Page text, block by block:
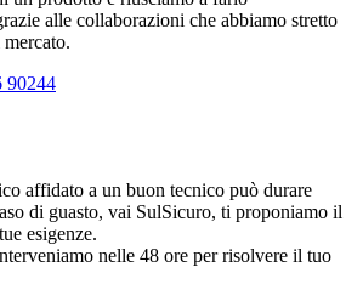
alle collaborazioni che abbiamo stretto
affidato a un buon tecnico può durare
di guasto, vai SulSicuro, ti proponiamo il
esigenze.
nelle 48 ore per risolvere il tuo